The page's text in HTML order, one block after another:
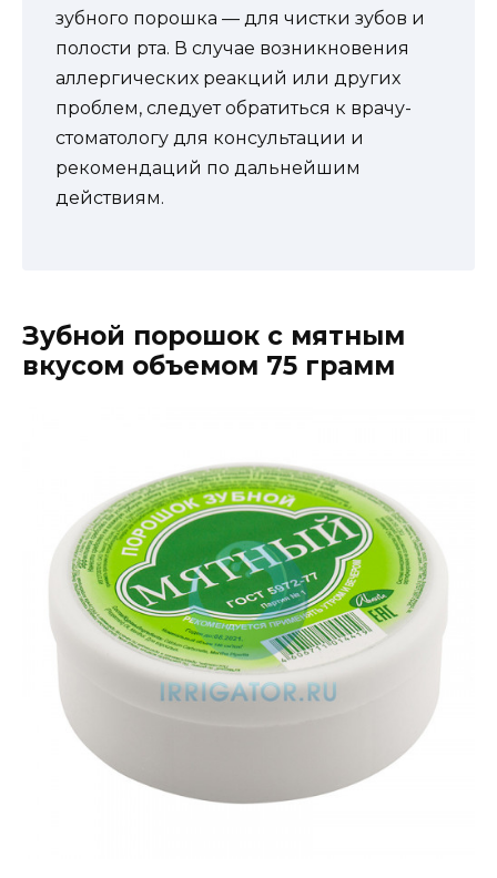
зубного порошка — для чистки зубов и
полости рта. В случае возникновения
аллергических реакций или других
проблем, следует обратиться к врачу-
стоматологу для консультации и
рекомендаций по дальнейшим
действиям.
Зубной порошок с мятным
вкусом объемом 75 грамм